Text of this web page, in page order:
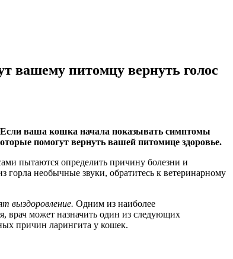
вашему питомцу вернуть голос
Если ваша кошка начала показывать симптомы
помогут вернуть вашей питомице здоровье.
пытаются определить причину болезни и
горла необычные звуки, обратитесь к ветеринарному
выздоровление. Одним из наиболее
врач может назначить один из следующих
причин ларингита у кошек.